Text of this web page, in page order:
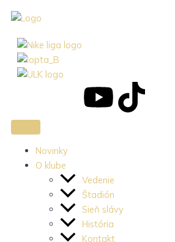
na
obsah
k
i i
-
i
Y
t
u
T
Novinky
O klube
Vedenie
Štadión
Sieň slávy
História
Kontakt